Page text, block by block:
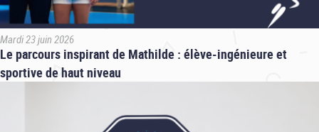
Mardi 23 juin 2026
Le parcours inspirant de Mathilde : élève-ingénieure et
sportive de haut niveau